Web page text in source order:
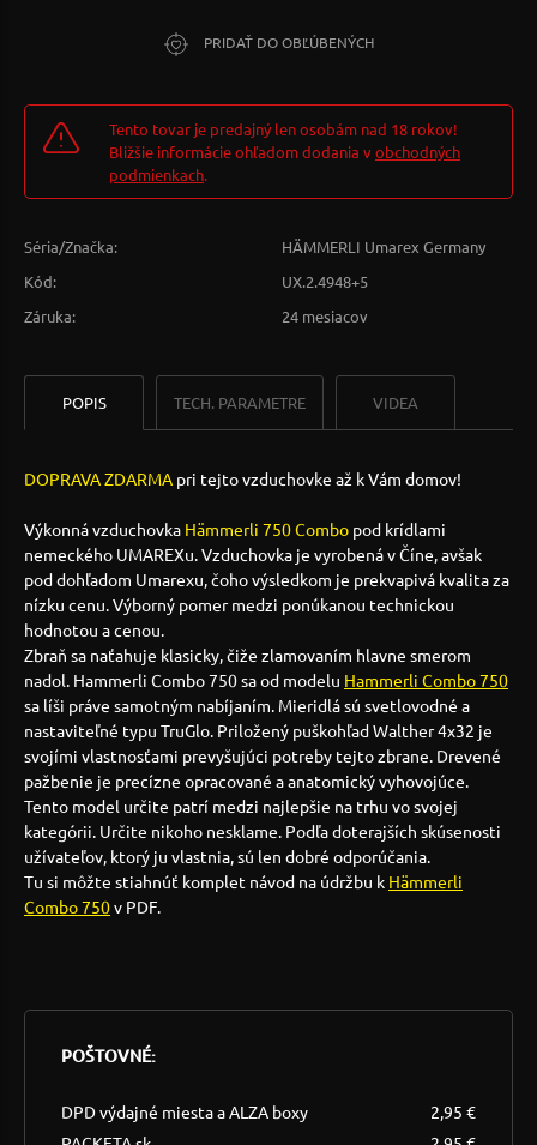
PRIDAŤ DO OBĽÚBENÝCH
Tento tovar je predajný len osobám nad 18 rokov!
Bližšie informácie ohľadom dodania vobchodných
podmienkach.
Séria/Značka:
HÄMMERLI Umarex Germany
Kód:
UX.2.4948+5
Záruka:
24 mesiacov
POPIS TECH. PARAMETRE VIDEA
DOPRAVA ZDARMA pri tejto vzduchovke až k Vám domov!
Výkonná vzduchovka Hämmerli 750 Combo pod krídlami
nemeckého UMAREXu. Vzduchovka je vyrobená v Číne, avšak
pod dohľadom Umarexu, čoho výsledkom je prekvapivá kvalita za
nízku cenu. Výborný pomer medzi ponúkanou technickou
hodnotou a cenou.
Zbraň sa naťahuje klasicky, čiže zlamovaním hlavne smerom
nadol. Hammerli Combo 750 sa od modelu Hammerli Combo 750
sa líši práve samotným nabíjaním. Mieridlá sú svetlovodné a
nastaviteľné typu TruGlo. Priložený puškohľad Walther 4x32 je
svojími vlastnosťami prevyšujúci potreby tejto zbrane. Drevené
pažbenie je precízne opracované a anatomický vyhovojúce.
Tento model určite patrí medzi najlepšie na trhu vo svojej
kategórii. Určite nikoho nesklame. Podľa doterajších skúsenosti
užívateľov, ktorý ju vlastnia, sú len dobré odporúčania.
Tu si môžte stiahnúť komplet návod na údržbu k Hämmerli
Combo 750v PDF.
POŠTOVNÉ:
DPD výdajné miesta a ALZA boxy
2,95 €